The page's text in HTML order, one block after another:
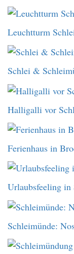
Leuchtturm
Schlei &
Halligalli vor
Ferienhaus in
Urlaubsfeeling in
Schleimünde: